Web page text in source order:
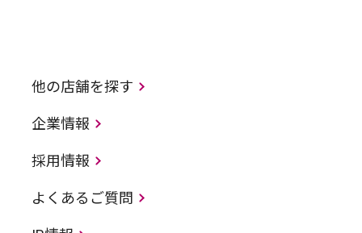
他の店舗を探す
企業情報
採用情報
よくあるご質問